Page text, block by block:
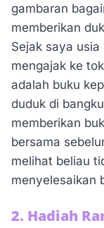
gambaran
memberikan
Sejak saya
mengajak ke
adalah buku
duduk di
memberikan
bersama
melihat beliau
menyelesaikan
2. Hadiah